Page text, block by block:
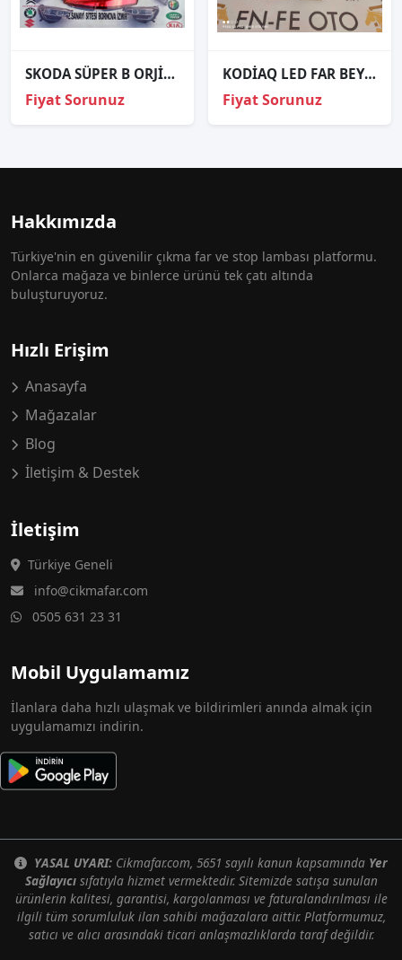
SKODA SÜPER B ORJİNAL CIKMA SAĞ STOP D
Fiyat Sorunuz
KODİAQ LED FAR BEYNİ 7P5941591AH 7P5.941.591.AH
Fiyat Sorunuz
Hakkımızda
Türkiye'nin en güvenilir çıkma far ve stop lambası platformu.
Onlarca mağaza ve binlerce ürünü tek çatı altında
buluşturuyoruz.
Hızlı Erişim
Anasayfa
Mağazalar
Blog
İletişim & Destek
İletişim
Türkiye Geneli
info@cikmafar.com
0505 631 23 31
Mobil Uygulamamız
İlanlara daha hızlı ulaşmak ve bildirimleri anında almak için
uygulamamızı indirin.
YASAL UYARI: Cikmafar.com, 5651 sayılı kanun kapsamında Yer
Sağlayıcısıfatıyla hizmet vermektedir. Sitemizde satışa sunulan
ürünlerin kalitesi, garantisi, kargolanması ve faturalandırılması ile
ilgili tüm sorumluluk ilan sahibi mağazalara aittir. Platformumuz,
satıcı ve alıcı arasındaki ticari anlaşmazlıklarda taraf değildir.